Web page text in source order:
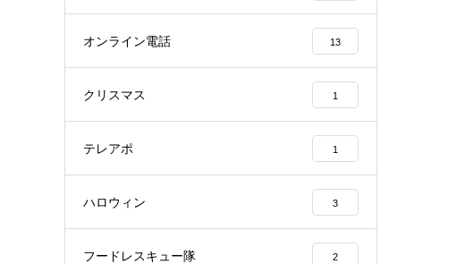
オンライン電話 13
クリスマス 1
テレアポ 1
ハロウィン 3
フードレスキュー隊 2